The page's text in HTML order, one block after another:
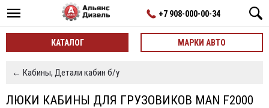
+7 908-000-00-34
КАТАЛОГ МАРКИ АВТО
← Кабины, Детали кабин б/у
ЛЮКИ КАБИНЫ ДЛЯ ГРУЗОВИКОВ MAN F2000